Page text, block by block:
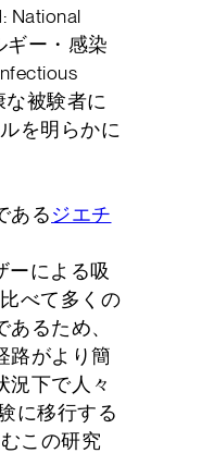
National
ギー・感染
被験者に
を明らかに
あるジエチ
ーによる吸
べて多くの
るため、
路がより簡
況下で人々
に移行する
この研究